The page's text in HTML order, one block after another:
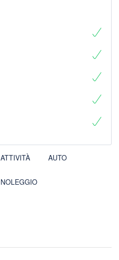
ATTIVITÀ AUTO
NOLEGGIO